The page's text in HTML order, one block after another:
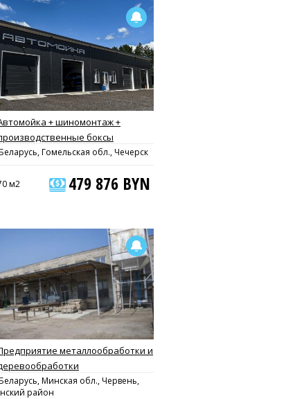
+ шиномонтаж +
боксы
Гомельская обл., Чечерск
м2 479 876 BYN
металлообработки и
Минская обл., Червень,
район